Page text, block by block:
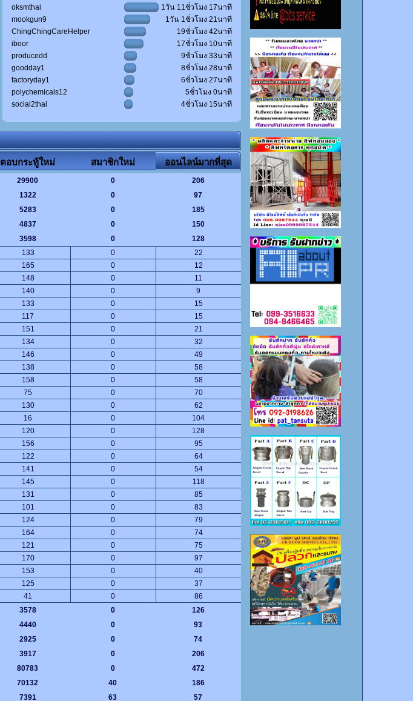
oksmthai
1วัน 11ชั่วโมง 17นาที
mookgun9
1วัน 1ชั่วโมง 21นาที
ChingChingCareHelper
19ชั่วโมง 42นาที
iboor
17ชั่วโมง 10นาที
producedd
9ชั่วโมง 33นาที
goodday1
8ชั่วโมง 28นาที
factoryday1
6ชั่วโมง 27นาที
polychemicals12
5ชั่วโมง 0นาที
social2thai
4ชั่วโมง 15นาที
ตอบกระทู้ใหม่ สมาชิกใหม่ ออนไลน์มากที่สุด
29900 0
206
1322 0
97
5283 0
185
4837 0
150
3598 0
128
133 0
22
165 0
12
148 0
11
140 0
9
133 0
15
117 0
15
151 0
21
134 0
32
146 0
49
138 0
58
158 0
58
75 0
70
130 0
62
16 0
104
120 0
128
156 0
95
122 0
64
141 0
54
145 0
118
131 0
85
101 0
83
124 0
79
164 0
74
121 0
75
170 0
97
153 0
40
125 0
37
41 0
86
3578 0
126
4440 0
93
2925 0
74
3917 0
206
80783 0
472
70132 40
186
7391 63 57